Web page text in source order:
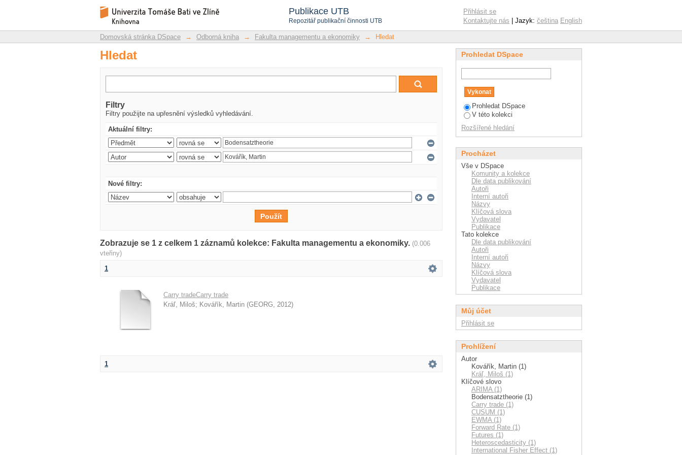
Publikace UTB
Repozitář publikační činnosti UTB
Hledat
Repozitář DSpace/Manakin
Přihlásit se
Kontaktujte nás | Jazyk: čeština English
Domovská stránka DSpace → Odborná kniha → Fakulta managementu a ekonomiky → Hledat
Hledat
Filtry
Filtry použijte na upřesnění výsledků vyhledávání.
Aktuální filtry:
Nové filtry:
Zobrazuje se 1 z celkem 1 záznamů kolekce: Fakulta managementu a ekonomiky. (0.006
vteřiny)
1
Carry tradeCarry trade
Kráľ, Miloš; Kovářík, Martin (GEORG, 2012)
1
Prohledat DSpace
Prohledat DSpace
V této kolekci
Rozšířené hledání
Procházet
Vše v DSpace
Komunity a kolekce
Dle data publikování
Autoři
Interní autoři
Názvy
Klíčová slova
Vydavatel
Publikace
Tato kolekce
Dle data publikování
Autoři
Interní autoři
Názvy
Klíčová slova
Vydavatel
Publikace
Můj účet
Přihlásit se
Prohlížení
Autor
Kovářík, Martin (1)
Kráľ, Miloš (1)
Klíčové slovo
ARIMA (1)
Bodensatztheorie (1)
Carry trade (1)
CUSUM (1)
EWMA (1)
Forward Rate (1)
Futures (1)
Heteroscedasticity (1)
International Fisher Effect (1)